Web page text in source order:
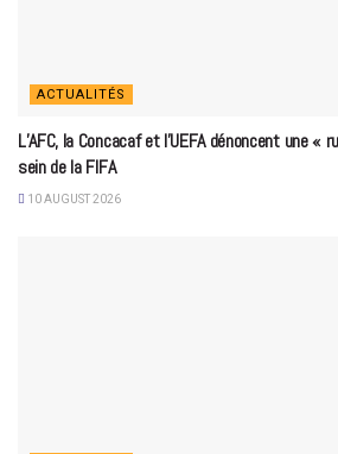
ACTUALITÉS
L’AFC, la Concacaf et l’UEFA dénoncent une «
sein de la FIFA
10 AUGUST 2026